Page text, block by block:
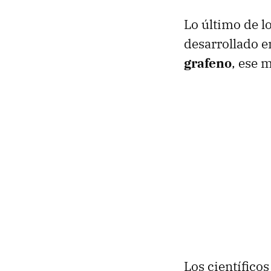
Lo último de
desarrollado
grafeno, ese
Los